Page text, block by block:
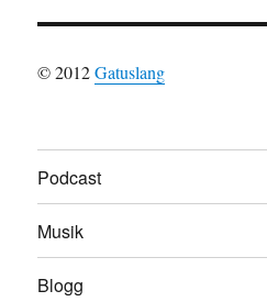
© 2012Gatuslang
Podcast
Musik
Blogg